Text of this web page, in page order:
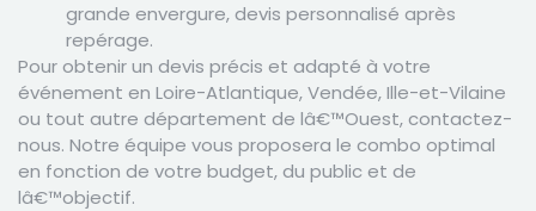
grande envergure, devis personnalisé après
repérage.
Pour obtenir un devis précis et adapté à votre
événement en Loire-Atlantique, Vendée, Ille-et-Vilaine
ou tout autre département de lâ€™Ouest, contactez-
nous. Notre équipe vous proposera le combo optimal
en fonction de votre budget, du public et de
lâ€™objectif.